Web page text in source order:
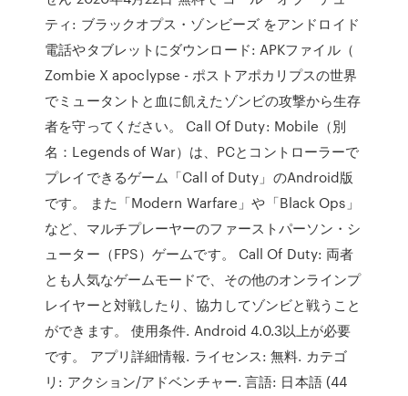
ティ: ブラックオプス・ゾンビーズ をアンドロイド
電話やタブレットにダウンロード: APKファイル（
Zombie X apoclypse - ポストアポカリプスの世界
でミュータントと血に飢えたゾンビの攻撃から生存
者を守ってください。 Call Of Duty: Mobile（別
名：Legends of War）は、PCとコントローラーで
プレイできるゲーム「Call of Duty」のAndroid版
です。 また「Modern Warfare」や「Black Ops」
など、マルチプレーヤーのファーストパーソン・シ
ューター（FPS）ゲームです。 Call Of Duty: 両者
とも人気なゲームモードで、その他のオンラインプ
レイヤーと対戦したり、協力してゾンビと戦うこと
ができます。 使用条件. Android 4.0.3以上が必要
です。 アプリ詳細情報. ライセンス: 無料. カテゴ
リ: アクション/アドベンチャー. 言語: 日本語 (44